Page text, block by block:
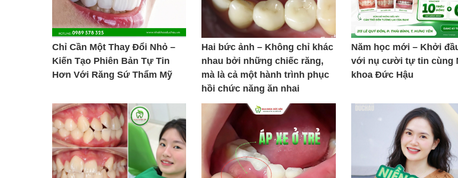
Chỉ Cần Một Thay Đổi Nhỏ –
Kiến Tạo Phiên Bản Tự Tin
Hơn Với Răng Sứ Thẩm Mỹ
Hai bức ảnh – Không chỉ khác
nhau bởi những chiếc răng,
mà là cả một hành trình phục
hồi chức năng ăn nhai
Năm học mới – Khởi
với nụ cười tự tin cùng
khoa Đức Hậu